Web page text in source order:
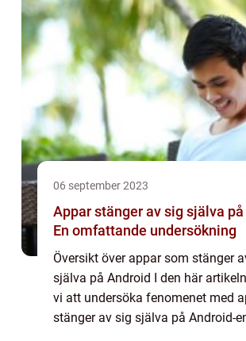
06 september 2023
Appar stänger av sig själva
En omfattande undersökning
Översikt över appar som stänger
själva på Android I den här
vi att undersöka fenomenet med
stänger av sig själva på Android-